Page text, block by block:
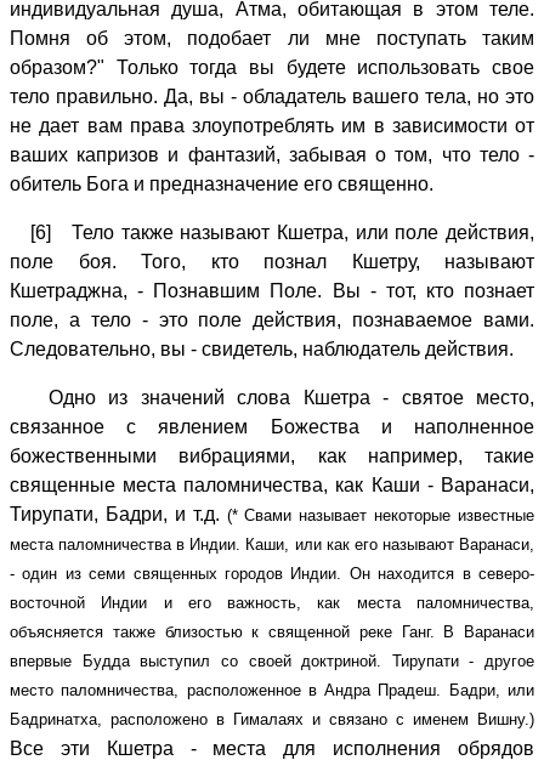
индивидуальная душа, Атма, обитающая в этом теле.
Помня об этом, подобает ли мне поступать таким
образом?" Только тогда вы будете использовать свое
тело правильно. Да, вы - обладатель вашего тeлa, но это
не дает вам права злоупотреблять им в зависимости от
ваших капризов и фантазий, забывая о том, что тело -
обитель Бога и предназначение его священно.
[6] Тело также называют Кшетра, или поле действия,
поле боя. Того, кто познал Кшетру, называют
Кшетраджна, - Познавшим Поле. Вы - тот, кто познает
поле, а тело - это поле действия, познаваемое вами.
Следовательно, вы - свидетель, наблюдатель действия.
Одно из значений слова Кшетра - святое место,
связанное с явлением Божества и наполненное
божественными вибрациями, как например, такие
священные места паломничества, как Каши - Варанаси,
Тирупати, Бадри, и т.д. (* Свами называет некоторые известные
места паломничества в Индии. Каши, или как его называют Варанаси,
- один из семи священных городов Индии. Он находится в северо-
восточной Индии и его важность, как места паломничества,
объясняется также близостью к священной реке Ганг. В Варанаси
впервые Будда выступил со своей доктриной. Тирупати - другое
место паломничества, расположенное в Андра Прадеш. Бадри, или
Бадринатха, расположено в Гималаях и связано с именем Вишну.)
Все эти Кшетра - места для исполнения обрядов